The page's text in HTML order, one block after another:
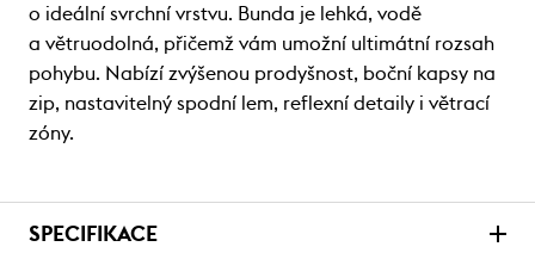
o ideální svrchní vrstvu. Bunda je lehká, vodě
a větruodolná, přičemž vám umožní ultimátní rozsah
pohybu. Nabízí zvýšenou prodyšnost, boční kapsy na
zip, nastavitelný spodní lem, reflexní detaily i větrací
zóny.
SPECIFIKACE